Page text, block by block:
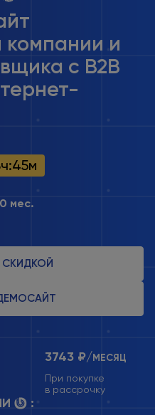
и
с B2B
ч:45м
мес.
СКИДКОЙ
3743 ₽/МЕСЯЦ
При покупке
в рассрочку
: